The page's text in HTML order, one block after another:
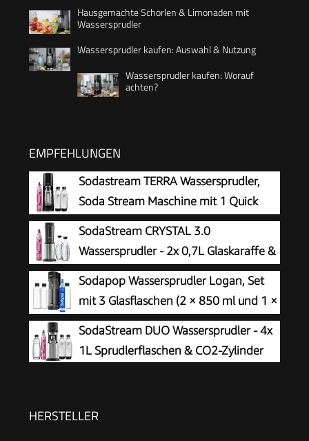
Hausgemachte Schorlen & Limonaden mit
Wassersprudler
Wassersprudler kaufen: Auswahl & Nutzung
Wassersprudler kaufen: Worauf
achten?
EMPFEHLUNGEN
Sodastream TERRA Wassersprudler,
Soda Stream Maschine mit 1 Quick
Connect 60L CO2-Zylinder, 2x 1L und
3x 1L spülmaschinengeeignete Kunststoff-
Sprudlerflaschen, Höhe 44 cm, Schwarz
SodaStream CRYSTAL 3.0
Wassersprudler - 2x 0,7L Glaskaraffe &
CO2-Zylinder
Sodapop Wassersprudler Logan, Set
mit 3 Glasflaschen (2 × 850 ml und 1 ×
600 ml) und 1 CO₂-Zylinder, Matt
Schwarz, Höhe 42,6 cm
SodaStream DUO Wassersprudler - 4x
1L Sprudlerflaschen & CO2-Zylinder
HERSTELLER